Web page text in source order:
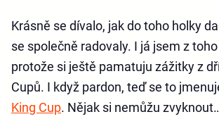
Krásně se dívalo, jak do toho holky
se společně radovaly. I já jsem z
protože si ještě pamatuju zážitky z
Cupů. I když pardon, teď se to
King Cup. Nějak si nemůžu